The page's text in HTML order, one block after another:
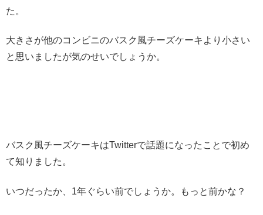
た。
大きさが他のコンビニのバスク風チーズケーキより小さい
と思いましたが気のせいでしょうか。
バスク風チーズケーキはTwitterで話題になったことで初め
て知りました。
いつだったか、1年ぐらい前でしょうか。もっと前かな？